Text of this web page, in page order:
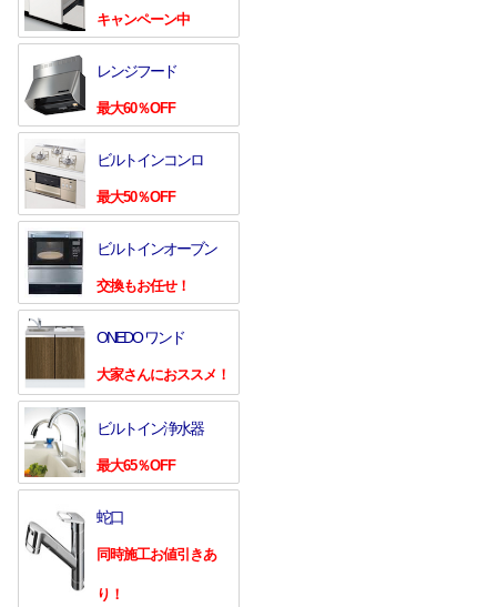
キャンペーン中
レンジフード
最大60％OFF
ビルトインコンロ
最大50％OFF
ビルトインオーブン
交換もお任せ！
ONEDO ワンド
大家さんにおススメ！
ビルトイン浄水器
最大65％OFF
蛇口
同時施工お値引きあ
り！